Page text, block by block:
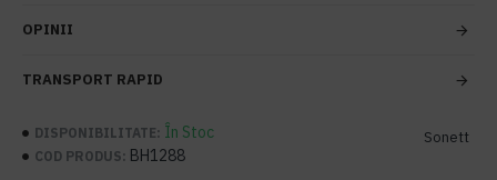
OPINII
TRANSPORT RAPID
DISPONIBILITATE: În Stoc
COD PRODUS: BH1288
Sonett